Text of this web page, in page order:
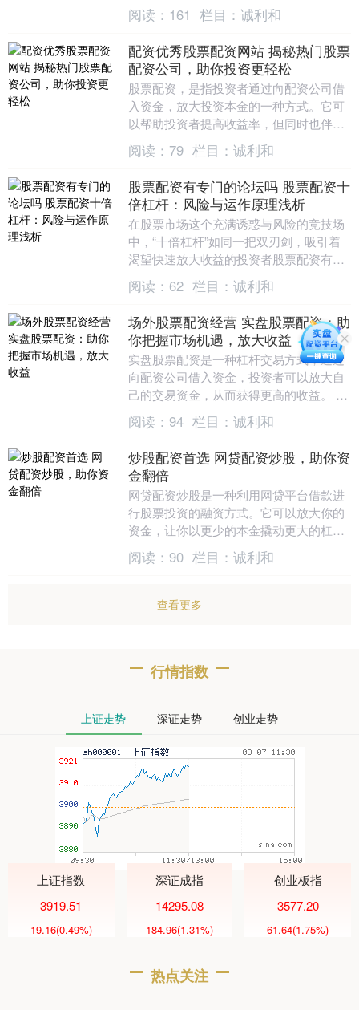
者，为投资者提供便捷的融资渠道。 * **
放大收益：....
阅读： 161 栏目： 诚利和
配资优秀股票配资网站 揭秘热门股票
配资公司，助你投资更轻松
股票配资，是指投资者通过向配资公司借
入资金，放大投资本金的一种方式。它可
以帮助投资者提高收益率，但同时也伴随
着一定的风险。 * **监管合规：**选择受监
管的平....
阅读： 79 栏目： 诚利和
股票配资有专门的论坛吗 股票配资十
倍杠杆：风险与运作原理浅析
在股票市场这个充满诱惑与风险的竞技场
中，“十倍杠杆”如同一把双刃剑，吸引着
渴望快速放大收益的投资者股票配资有专
门的论坛吗，也潜藏着令人胆寒的毁灭性
能量。它并非简....
阅读： 62 栏目： 诚利和
场外股票配资经营 实盘股票配资：助
你把握市场机遇，放大收益
实盘股票配资是一种杠杆交易方式，通过
向配资公司借入资金，投资者可以放大自
己的交易资金，从而获得更高的收益。 *
**放大收益：**杠杆资金可以放大交易收
益，让投....
阅读： 94 栏目： 诚利和
炒股配资首选 网贷配资炒股，助你资
金翻倍
网贷配资炒股是一种利用网贷平台借款进
行股票投资的融资方式。它可以放大你的
资金，让你以更少的本金撬动更大的杠
杆，从而获得更高的收益。 * **放大收
益：**杠杆资....
阅读： 90 栏目： 诚利和
查看更多
行情指数
上证走势 深证走势 创业走势
上证指数
3919.51
19.16(0.49%)
深证成指
14295.08
184.96(1.31%)
创业板指
3577.20
61.64(1.75%)
热点关注